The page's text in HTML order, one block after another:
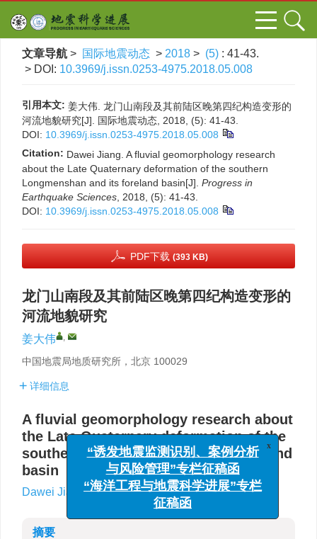
文章导航 > 国际地震动态 > 2018 > (5) : 41-43.
> DOI: 10.3969/j.issn.0253-4975.2018.05.008
引用本文: 姜大伟. 龙门山南段及其前陆区晚第四纪构造变形的
河流地貌研究[J]. 国际地震动态, 2018, (5): 41-43.
DOI: 10.3969/j.issn.0253-4975.2018.05.008
Citation: Dawei Jiang. A fluvial geomorphology research
about the Late Quaternary deformation of the southern
Longmenshan and its foreland basin[J]. Progress in
Earthquake Sciences , 2018, (5): 41-43.
DOI: 10.3969/j.issn.0253-4975.2018.05.008
PDF下载 (393 KB)
龙门山南段及其前陆区晚第四纪构造变形的
河流地貌研究
姜大伟 ,
中国地震局地质研究所，北京 100029
详细信息
A fluvial geomorphology research about
the Late Quaternary deformation of the
southern Longmenshan and its foreland
basin
Dawei Jiang ,
摘要
x
“诱发地震监测识别、案例分析
与风险管理”专栏征稿函
“海洋工程与地震科学进展”专栏
征稿函